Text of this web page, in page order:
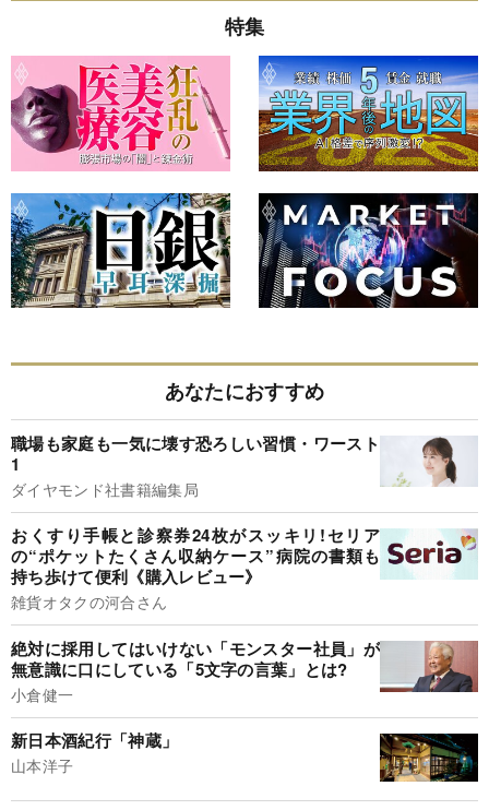
特集
あなたにおすすめ
職場も家庭も一気に壊す恐ろしい習慣・ワースト
1
ダイヤモンド社書籍編集局
おくすり手帳と診察券24枚がスッキリ!セリア
の“ポケットたくさん収納ケース”病院の書類も
持ち歩けて便利《購入レビュー》
雑貨オタクの河合さん
絶対に採用してはいけない「モンスター社員」が
無意識に口にしている「5文字の言葉」とは?
小倉健一
新日本酒紀行「神蔵」
山本洋子